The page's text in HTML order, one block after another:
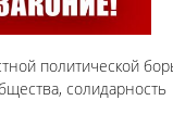
политической